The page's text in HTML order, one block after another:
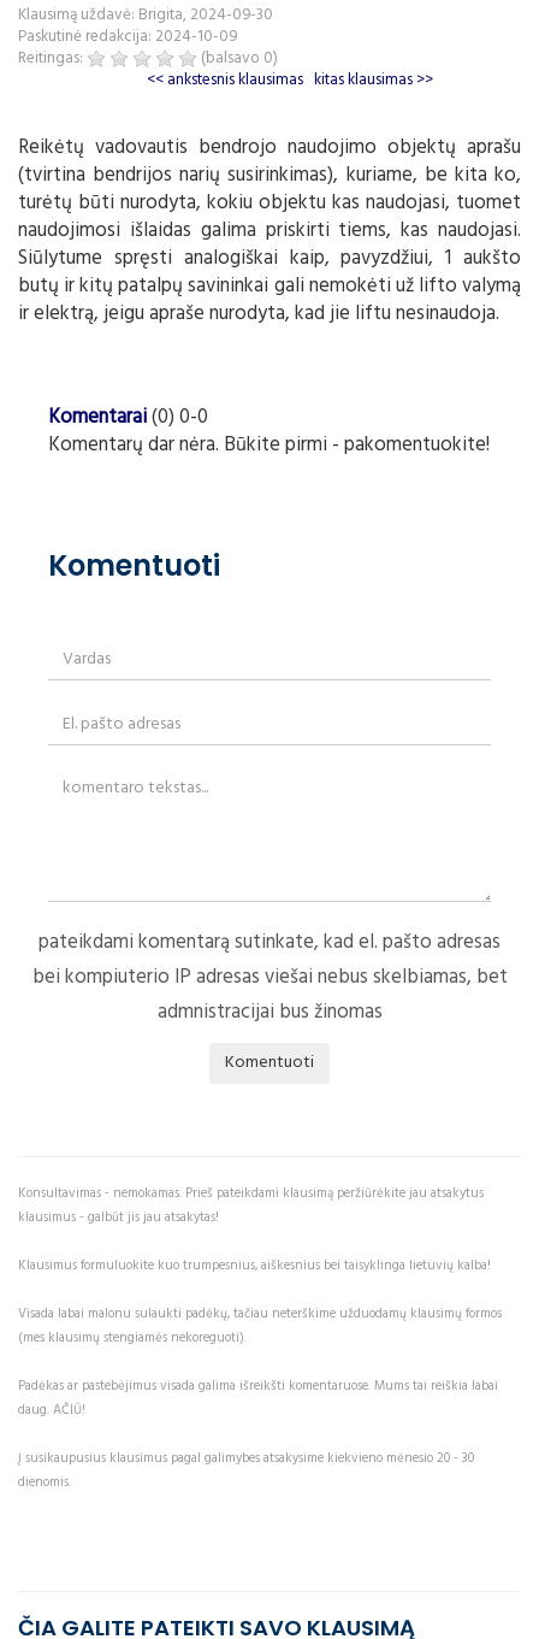
Klausimą uždavė: Brigita, 2024-09-30
Paskutinė redakcija: 2024-10-09
Reitingas:
(balsavo 0)
<< ankstesnis klausimas kitas klausimas >>
Reikėtų vadovautis bendrojo naudojimo objektų aprašu
(tvirtina bendrijos narių susirinkimas), kuriame, be kita ko,
turėtų būti nurodyta, kokiu objektu kas naudojasi, tuomet
naudojimosi išlaidas galima priskirti tiems, kas naudojasi.
Siūlytume spręsti analogiškai kaip, pavyzdžiui, 1 aukšto
butų ir kitų patalpų savininkai gali nemokėti už lifto valymą
ir elektrą, jeigu apraše nurodyta, kad jie liftu nesinaudoja.
Komentarai(0) 0-0
Komentarų dar nėra. Būkite pirmi - pakomentuokite!
Komentuoti
pateikdami komentarą sutinkate, kad el. pašto adresas
bei kompiuterio IP adresas viešai nebus skelbiamas, bet
admnistracijai bus žinomas
Komentuoti
Konsultavimas - nemokamas. Prieš pateikdami klausimą peržiūrėkite jau atsakytus
klausimus - galbūt jis jau atsakytas!
Klausimus formuluokite kuo trumpesnius, aiškesnius bei taisyklinga lietuvių kalba!
Visada labai malonu sulaukti padėkų, tačiau neterškime užduodamų klausimų formos
(mes klausimų stengiamės nekoreguoti).
Padėkas ar pastebėjimus visada galima išreikšti komentaruose. Mums tai reiškia labai
daug. AČIŪ!
Į susikaupusius klausimus pagal galimybes atsakysime kiekvieno mėnesio 20 - 30
dienomis.
ČIA GALITE PATEIKTI SAVO KLAUSIMĄ